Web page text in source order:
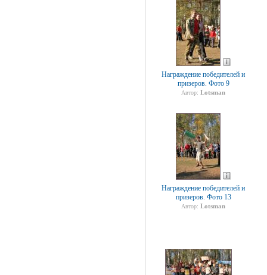
Награждение победителей и
призеров. Фото 9
Автор: Lotsman
Награждение победителей и
призеров. Фото 13
Автор: Lotsman